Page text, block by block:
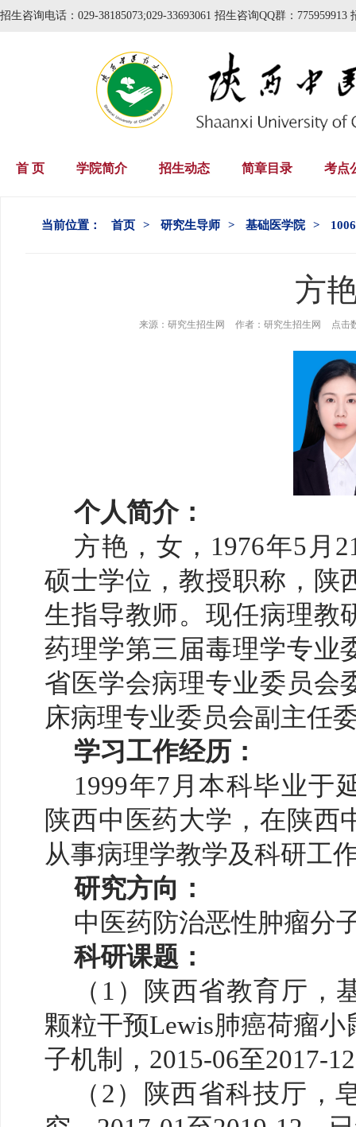
招生咨询电话：029-38185073;029-33693061 招生咨询QQ群：775959913
首 页 学院简介 招生动态 简章目录 考点
当前位置： 首页 > 研究生导师 > 基础医学院 >
方
来源： 研究生招生网 作者： 研究生招生网 点击
个人简介：
方艳，女， 1976年5月
硕士学位，教授职称，陕
生指导教师。现任病理教
药理学第三届毒理学专业
省医学会病理专业委员会
床病理专业委员会副主任
学习工作经历：
1999年7月本科毕业于
陕西中医药大学，在陕西
从事病理学教学及科研工
研究方向：
中医药防治恶性肿瘤分
科研课题：
（ 1）陕西省教育厅，
颗粒干预Lewis肺癌荷瘤
子机制，2015-06至2017-
（ 2）陕西省科技厅，